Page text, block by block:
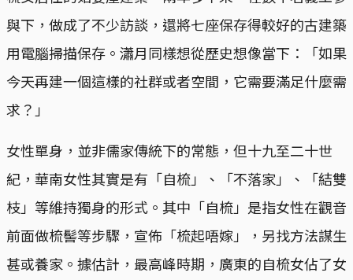
與下，做成了不少訪談，還將七座保存得較好的古建築
用電腦掃描保存。瀟月同樣想從歷史想像當下：「如果
今天再建一個這樣的社群或者空間，它需要滿足什麼需
求？」
女性單身，並非儒家傳統下的常態，但十九至二十世
紀，華南女性其實是有「自梳」、「不落家」、「結雙
枝」等維持獨身的形式。其中「自梳」是指女性在觀音
前面做梳髻等步驟，宣佈「梳起唔嫁」，另找方法謀生
甚或養家。據估計，最高峰時期，廣東的自梳女佔了女